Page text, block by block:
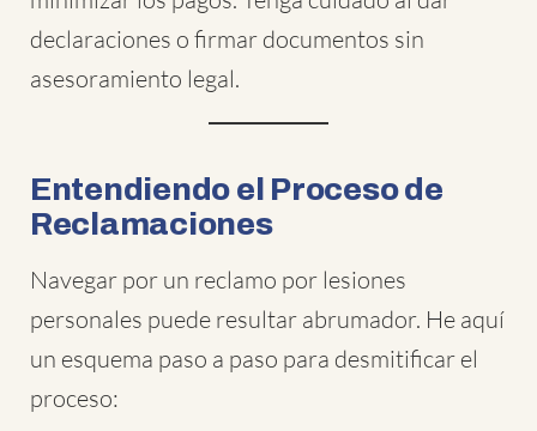
declaraciones o firmar documentos sin
asesoramiento legal.
Entendiendo el Proceso de
Reclamaciones
Navegar por un reclamo por lesiones
personales puede resultar abrumador. He aquí
un esquema paso a paso para desmitificar el
proceso: